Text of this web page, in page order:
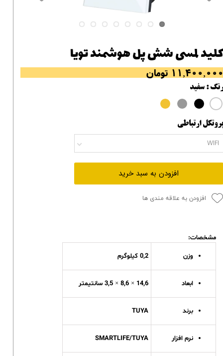
کلید لمسی شش پل هوشمند تویا
۱۱,۴۰۰,۰۰۰ تومان
رنگ: سفید
پروتکل ارتباطی
WIFI
افزودن به سبد خرید
افزودن به علاقه مندی ها
مشخصات:
وزن 0,2 کیلوگرم
ابعاد 14,6 × 8,6 × 3,5 سانتیمتر
برند TUYA
نرم افزار SMARTLIFE/TUYA